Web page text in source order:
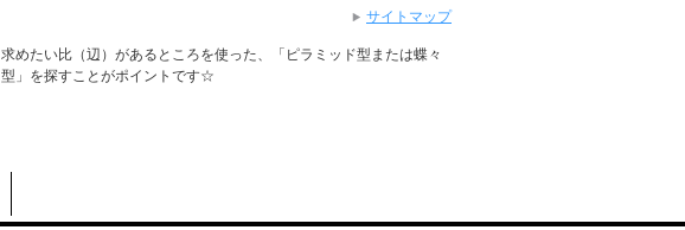
求めたい比（辺）があるところを使った、「ピラミッド型または蝶々
型」を探すことがポイントです☆
サイトマップ